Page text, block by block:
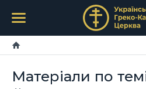
Матеріали по